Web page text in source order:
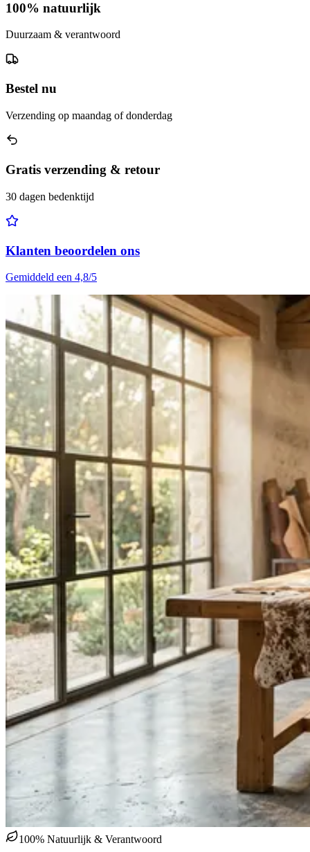
100% natuurlijk
Duurzaam & verantwoord
Bestel nu
Verzending op maandag of donderdag
Gratis verzending & retour
30 dagen bedenktijd
Klanten beoordelen ons
Gemiddeld een 4,8/5
100% Natuurlijk & Verantwoord